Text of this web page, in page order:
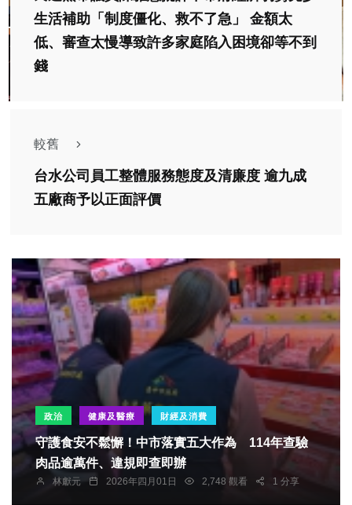
生活補助「制度僵化、救不了急」 金額太
低、審查太慢導致許多家庭陷入困境卻等不到
錢
較舊
台水公司員工整體服務態度及清廉度 逾九成
五廠商予以正面評價
政治 健康及醫療 財經及消費
守護食安不鬆懈！中市落實五大作為 114年查驗
肉品逾萬件、違規即查即辦
林獻元 2026年四月01日 2,748 觀看 1 分享